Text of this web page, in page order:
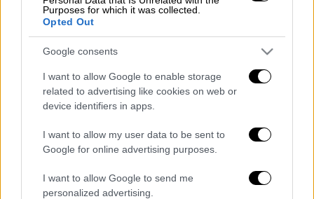
Purposes for which it was collected.
Opted Out
Google consents
I want to allow Google to enable storage
related to advertising like cookies on web or
device identifiers in apps.
I want to allow my user data to be sent to
Google for online advertising purposes.
I want to allow Google to send me
personalized advertising.
Οι δύο παίκτες ήρθαν στα χέρια μέσα στα
αποδυτήρια, πιθανότατα λίγο μετά την
αποβολή τους κι ενώ παιζόταν το παιχνίδι
στο ΣΕΦ. Αρχικά, είχαν φραστικό επεισόδιο
και η ένταση φαινομενικά εκτονώθηκε με
απομακρύνεται. Ωστόσο, στη συνέχεια ο
Τζόουνς επέστρεψε, κινήθηκε εναντίον του
Ναν και τον χτύπησε με γροθιά...